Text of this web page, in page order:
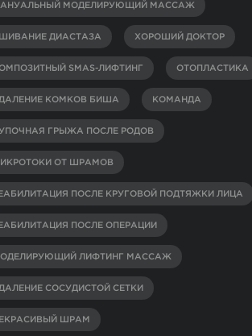
МОДЕЛИРУЮЩИЙ МАССАЖ
ДИАСТАЗА ХОРОШИЙ ДОКТОР
SMAS-ЛИФТИНГ ОТОПЛАСТИКА
КОМКОВ БИША КОМАНДА
ГРЫЖА ПОСЛЕ РОДОВ
ОТ ШРАМОВ
ПОСЛЕ КРУГОВОЙ ПОДТЯЖКИ ЛИЦА
ПОСЛЕ ОПЕРАЦИИ
ЛИФТИНГ МАССАЖ
СОСУДИСТОЙ СЕТКИ
ШРАМ